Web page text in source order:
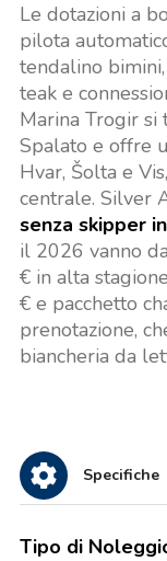
Le dotazioni a
pilota
tendalino
teak e
Marina Trogir si
Spalato e offre
Hvar, Šolta e
centrale. Silver
senza skipper
il 2026 vanno
€ in alta
€ e pacchetto
prenotazione,
biancheria da
Specifiche
Tipo di